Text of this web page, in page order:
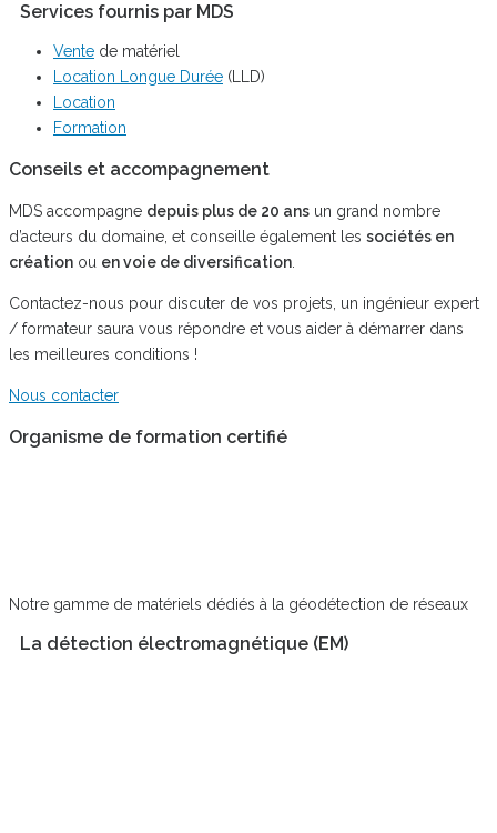
Services fournis par MDS
Vente de matériel
Location Longue Durée (LLD)
Location
Formation
Conseils et accompagnement
MDS accompagne depuis plus de 20 ans un grand nombre
d’acteurs du domaine, et conseille également les sociétés en
création ou en voie de diversification
Contactez-nous pour discuter de vos projets, un ingénieur expert
/ formateur saura vous répondre et vous aider à démarrer dans
les meilleures conditions !
Nous contacter
Organisme de formation certifié
Notre gamme de matériels dédiés à la géodétection de réseaux
La détection électromagnétique (EM)